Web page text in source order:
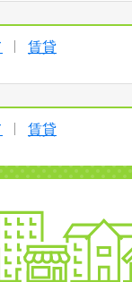
賃貸
賃貸